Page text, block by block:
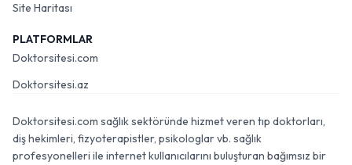
Site Haritası
PLATFORMLAR
Doktorsitesi.com
Doktorsitesi.az
Doktorsitesi.com sağlık sektöründe hizmet veren tıp doktorları,
diş hekimleri, fizyoterapistler, psikologlar vb. sağlık
profesyonelleri ile internet kullanıcılarını buluşturan bağımsız bir